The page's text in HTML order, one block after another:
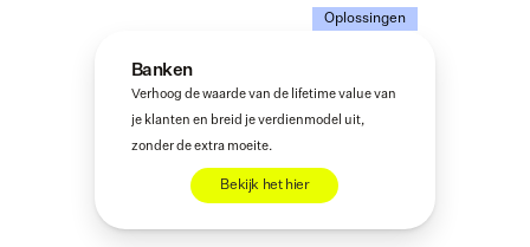
Oplossingen
Banken
Verhoog de waarde van de lifetime value van
je klanten en breid je verdienmodel uit,
zonder de extra moeite.
Bekijk het hier